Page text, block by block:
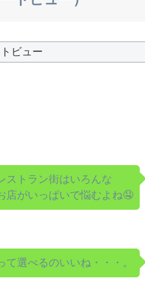
ビュー
ストラン街はいろんな
店がいっぱいで悩むよね🤤
て選べるのいいね・・・。